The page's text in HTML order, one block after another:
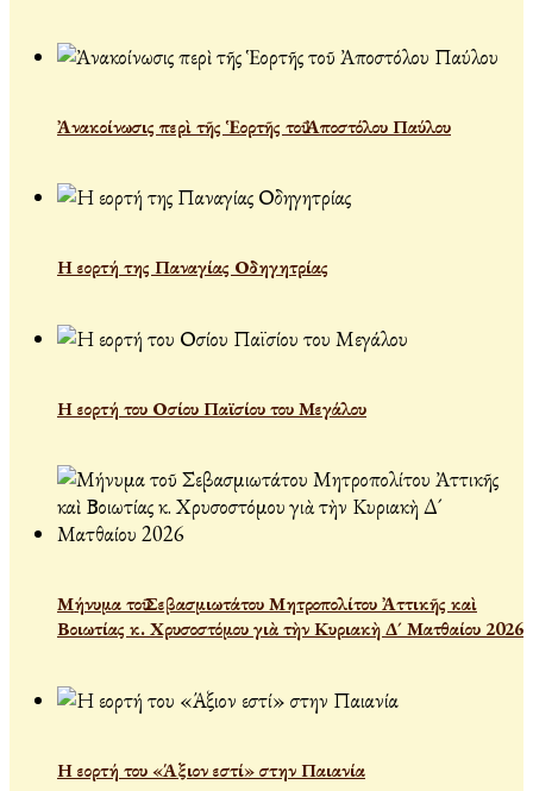
Ἀνακοίνωσις περὶ τῆς Ἑορτῆς τοῦ Ἀποστόλου Παύλου
Η εορτή της Παναγίας Οδηγητρίας
Η εορτή του Οσίου Παϊσίου του Μεγάλου
Μήνυμα τοῦ Σεβασμιωτάτου Μητροπολίτου Ἀττικῆς καὶ
Βοιωτίας κ. Χρυσοστόμου γιὰ τὴν Κυριακὴ Δ´ Ματθαίου 2026
Η εορτή του «Άξιον εστί» στην Παιανία